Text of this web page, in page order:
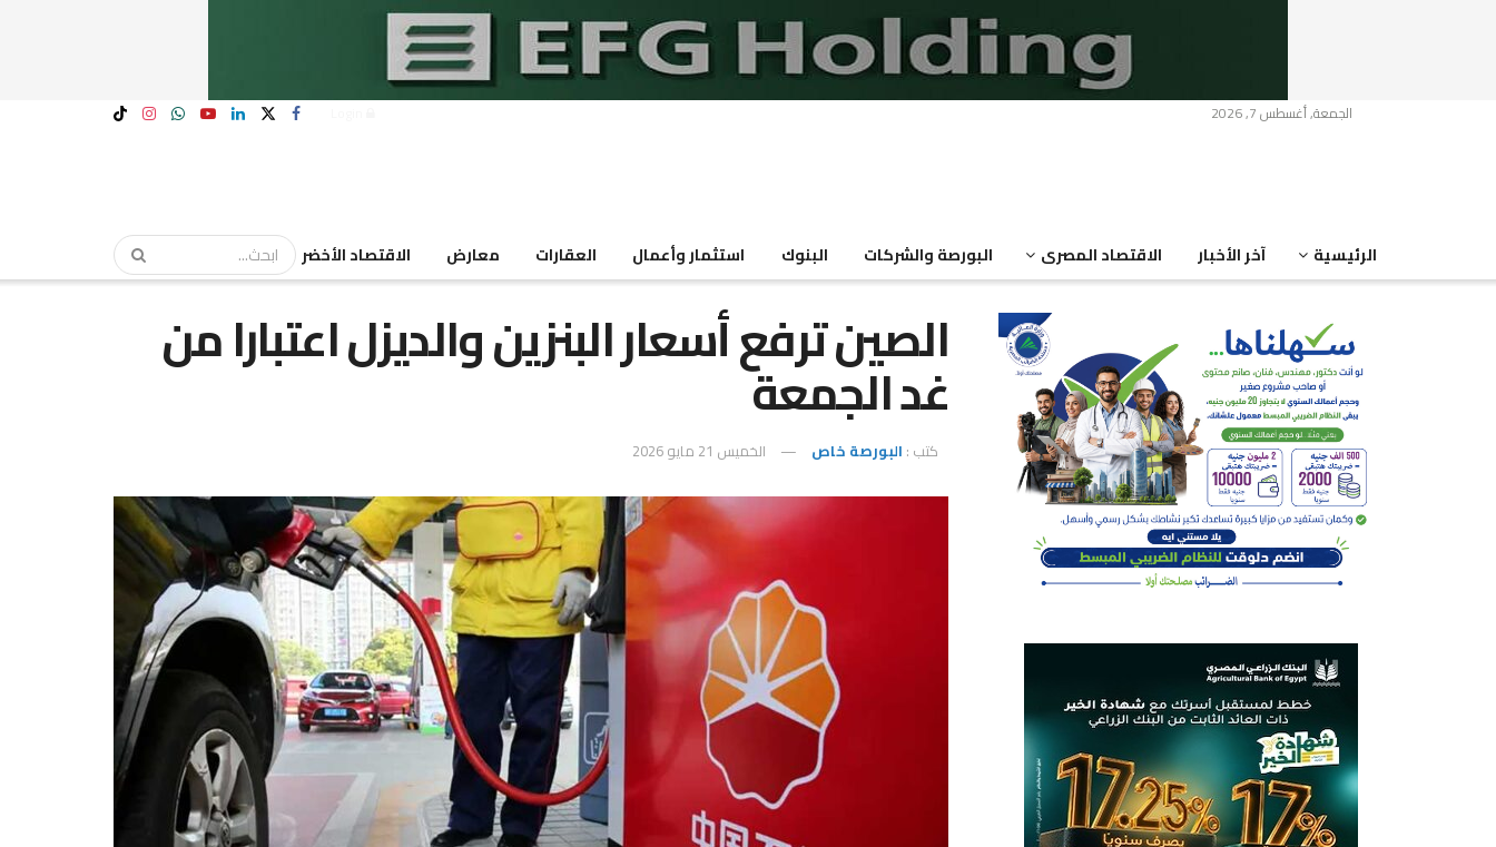
الجمعة, أغسطس 7, 2026
الرئيسية آخر الأخبار الاقتصاد المصرى البورصة والشركات البنوك استثمار وأعمال العقارات معارض الاقتصاد الأخضر
الصين ترفع أسعار البنزين والديزل اعتبارا من
غد الجمعة
كتب : البورصة خاص الخميس 21 مايو 2026